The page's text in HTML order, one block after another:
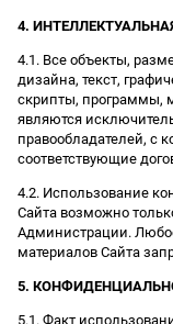
4.
4.1. Все объекты,
дизайна, текст,
скрипты, программы,
являются
правообладателей, с
соответствующие
4.2. Использование
Сайта возможно
Администрации.
материалов Сайта
5.
5.1. Факт